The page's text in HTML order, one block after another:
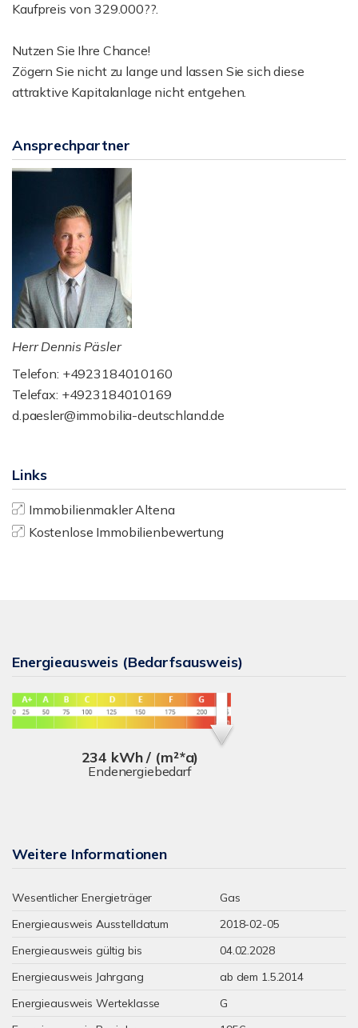
Kaufpreis von 329.000??.
Nutzen Sie Ihre Chance!
Zögern Sie nicht zu lange und lassen Sie sich diese
attraktive Kapitalanlage nicht entgehen.
Ansprechpartner
Herr Dennis Päsler
Telefon: +4923184010160
Telefax: +4923184010169
d.paesler@immobilia-deutschland.de
Links
Immobilienmakler Altena
Kostenlose Immobilienbewertung
Energieausweis (Bedarfsausweis)
234 kWh / (m²*a)
Endenergiebedarf
Weitere Informationen
Wesentlicher Energieträger
Gas
Energieausweis Ausstelldatum
2018-02-05
Energieausweis gültig bis
04.02.2028
Energieausweis Jahrgang
ab dem 1.5.2014
Energieausweis Werteklasse
G